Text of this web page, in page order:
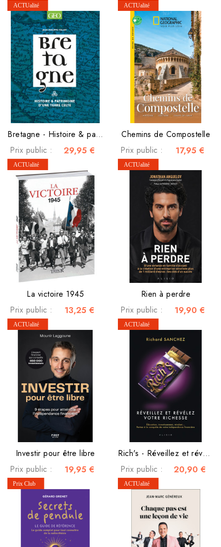
Bretagne - Histoire & patrimoine d'une terre celte
Prix public :
29,95 €
Chemins de Compostelle
Prix public :
17,95 €
La victoire 1945
Prix public :
13,25 €
Rien à perdre
Prix public :
19,90 €
Investir pour être libre
Prix public :
19,95 €
Rich's - Réveillez et révélez votre richesse
Prix public :
20,90 €